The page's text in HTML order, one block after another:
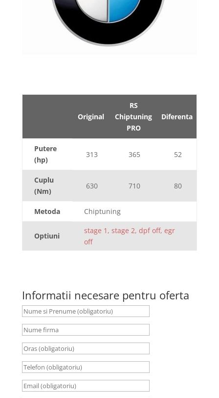
Original
RS
Chiptuning
PRO
Diferenta
Putere
(hp)
313 365 52
Cuplu
(Nm)
630 710 80
Metoda Chiptuning
Optiuni
stage 1, stage 2, dpf off, egr
off
Informatii necesare pentru oferta